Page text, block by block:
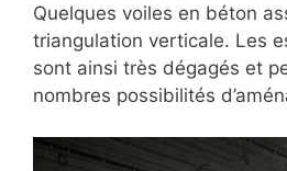
Quelques voiles en béton
triangulation verticale. Les
sont ainsi très dégagés et
nombres possibilités